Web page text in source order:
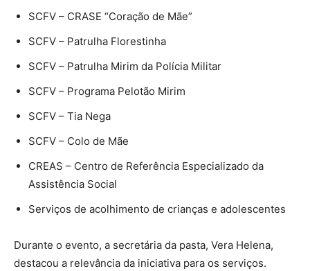
SCFV – CRASE “Coração de Mãe”
SCFV – Patrulha Florestinha
SCFV – Patrulha Mirim da Polícia Militar
SCFV – Programa Pelotão Mirim
SCFV – Tia Nega
SCFV – Colo de Mãe
CREAS – Centro de Referência Especializado da
Assistência Social
Serviços de acolhimento de crianças e adolescentes
Durante o evento, a secretária da pasta, Vera Helena,
destacou a relevância da iniciativa para os serviços.